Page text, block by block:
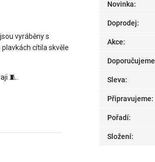
vyráběny s
cítila skvěle
🧵.
Novinka:
Doprodej:
Akce:
Doporučujeme
Sleva:
Připravujeme:
Pořadí:
Složení: